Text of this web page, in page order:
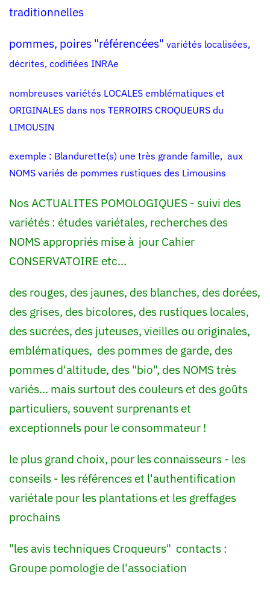
traditionnelles
pommes, poires "référencées" variétés localisées,
décrites, codifiées INRAe
nombreuses variétés LOCALES emblématiques et
ORIGINALES dans nos TERROIRS CROQUEURS du
LIMOUSIN
exemple : Blandurette(s) une très grande famille, aux
NOMS variés de pommes rustiques des Limousins
Nos ACTUALITES POMOLOGIQUES - suivi des
variétés : études variétales, recherches des
NOMS appropriés mise à jour Cahier
CONSERVATOIRE etc...
des rouges, des jaunes, des blanches, des dorées,
des grises, des bicolores, des rustiques locales,
des sucrées, des juteuses, vieilles ou originales,
emblématiques, des pommes de garde, des
pommes d'altitude, des "bio", des NOMS très
variés... mais surtout des couleurs et des goûts
particuliers, souvent surprenants et
exceptionnels pour le consommateur !
le plus grand choix, pour les connaisseurs - les
conseils - les références et l'authentification
variétale pour les plantations et les greffages
prochains
"les avis techniques Croqueurs" contacts :
Groupe pomologie de l'association